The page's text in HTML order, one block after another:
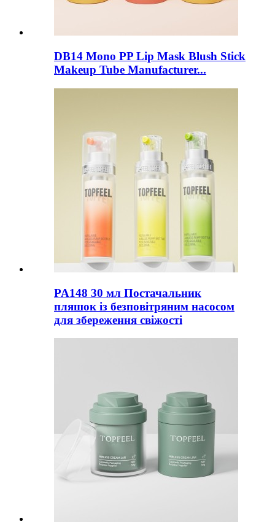
DB14 Mono PP Lip Mask Blush Stick
Makeup Tube Manufacturer...
PA148 30 мл Постачальник
пляшок із безповітряним насосом
для збереження свіжості